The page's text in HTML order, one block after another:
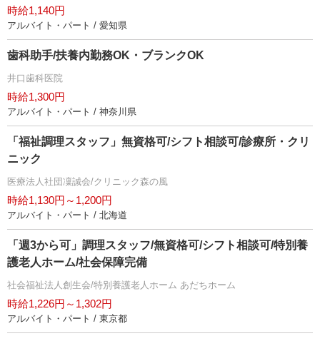
時給1,140円
アルバイト・パート / 愛知県
歯科助手/扶養内勤務OK・ブランクOK
井口歯科医院
時給1,300円
アルバイト・パート / 神奈川県
「福祉調理スタッフ」無資格可/シフト相談可/診療所・クリ
ニック
医療法人社団凜誠会/クリニック森の風
時給1,130円～1,200円
アルバイト・パート / 北海道
「週3から可」調理スタッフ/無資格可/シフト相談可/特別養
護老人ホーム/社会保障完備
社会福祉法人創生会/特別養護老人ホーム あだちホーム
時給1,226円～1,302円
アルバイト・パート / 東京都